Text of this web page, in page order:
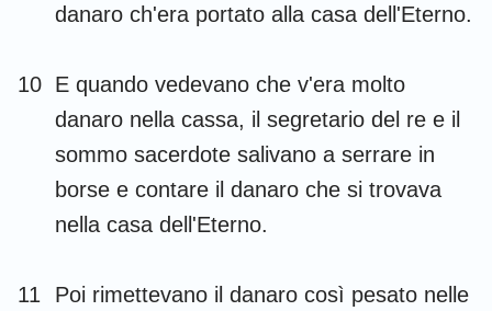
danaro ch'era portato alla casa dell'Eterno.
10 E quando vedevano che v'era molto
danaro nella cassa, il segretario del re e il
sommo sacerdote salivano a serrare in
borse e contare il danaro che si trovava
nella casa dell'Eterno.
11
Poi rimettevano il danaro così pesato nelle